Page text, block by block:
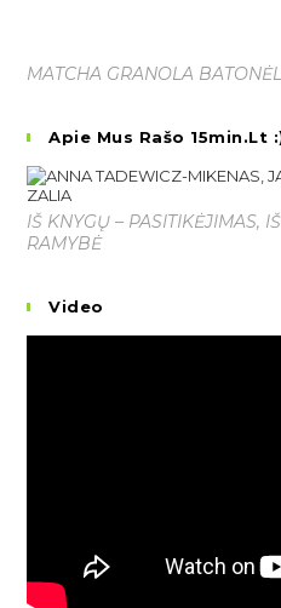
MATCHA GRANOLA
Apie Mus Rašo 15min.lt
IŠ KNYGŲ – PASITIKĖJIMAS,
RAMYBĖ
Video